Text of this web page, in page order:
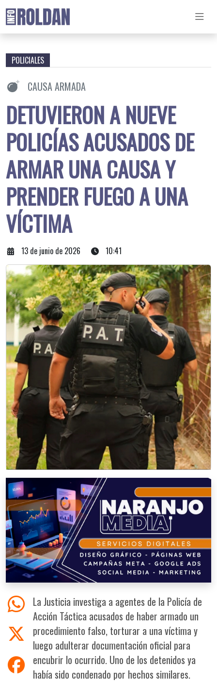
POLICIALES
CAUSA ARMADA
DETUVIERON A NUEVE
POLICÍAS ACUSADOS DE
ARMAR UNA CAUSA Y
PRENDER FUEGO A UNA
VÍCTIMA
13 de junio de 2026 10:41
La Justicia investiga a agentes de la Policía de
Acción Táctica acusados de haber armado un
procedimiento falso, torturar a una víctima y
luego adulterar documentación oficial para
encubrir lo ocurrido. Uno de los detenidos ya
había sido condenado por hechos similares.